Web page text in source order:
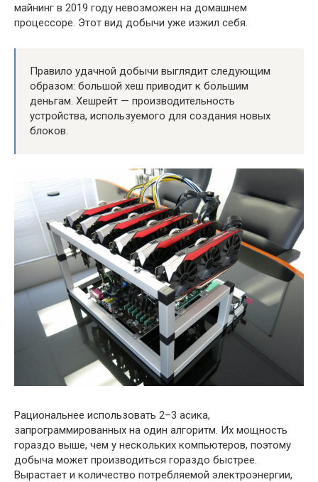
майнинг в 2019 году невозможен на домашнем
процессоре. Этот вид добычи уже изжил себя.
Правило удачной добычи выглядит следующим
образом: большой хеш приводит к большим
деньгам. Хешрейт — производительность
устройства, используемого для создания новых
блоков.
Рациональнее использовать 2–3 асика,
запрограммированных на один алгоритм. Их мощность
гораздо выше, чем у нескольких компьютеров, поэтому
добыча может производиться гораздо быстрее.
Вырастает и количество потребляемой электроэнергии,